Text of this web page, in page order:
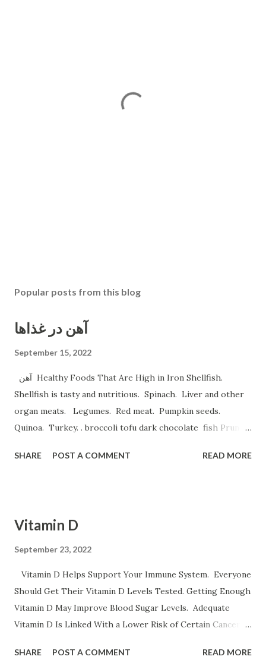
Popular posts from this blog
آهن در غذاها
September 15, 2022
Shellfish is tasty and nutritious. Spinach. Liver and other
organ meats. Legumes. Red meat. Pumpkin seeds.
Quinoa. Turkey. . broccoli tofu dark chocolate fish Prune
Spinach, Cashew Coconut and Raspberry Smoothie. و
سیب موز و انار عدس سیب زمینی برشته و نان پسته بادام وبادام
برزیلی و هندی اثرات کم خونی خستگی ضعف قوای جسمانی سینه
حاملگی باعث کم خونی می شود
SHARE POST A COMMENT READ MORE
Vitamin D
September 23, 2022
Vitamin D Helps Support Your Immune System. Everyone
Should Get Their Vitamin D Levels Tested. Getting Enough
Vitamin D May Improve Blood Sugar Levels. Adequate
Vitamin D Is Linked With a Lower Risk of Certain Cancers.
Vitamin D Benefits It strengthens the immune system. It
SHARE POST A COMMENT READ MORE